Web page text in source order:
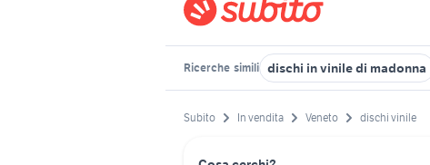
Ricerche simili dischi in vinile di madonna
Subito In vendita Veneto dischi vinile